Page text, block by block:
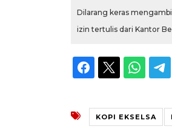
Dilarang keras
izin tertulis dari Kantor
KOPI EKSELSA